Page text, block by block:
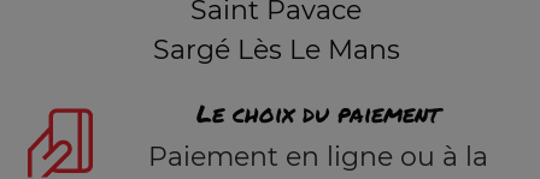
Saint Pavace
Sargé Lès Le Mans
Le choix du paiement
Paiement en ligne ou à la